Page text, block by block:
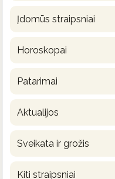
Įdomūs straipsniai
Horoskopai
Patarimai
Aktualijos
Sveikata ir grožis
Kiti straipsniai